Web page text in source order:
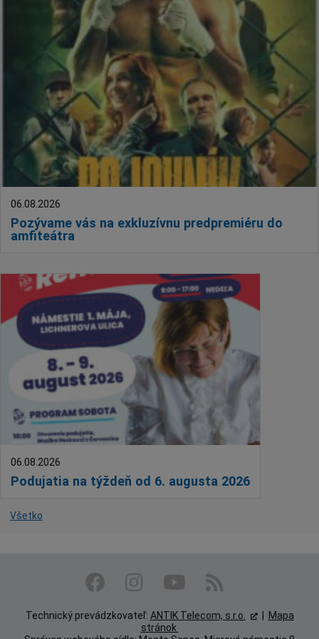
Deti a rodina
Dobrovoľníctvo
Benefícia
Duchovný život
EkoMesto
Tradície
Veda
Zvieratá
Súťaž
Pracovné ponuky
Pozývame vás na exkluzívnu predpremiéru do
amfiteátra
06.08.2026
Podujatia na týždeň od 6. augusta 2026
06.08.2026
Všetko
Technický prevádzkovateľ: ANTIK Telecom, s.r.o. |
Mapa
stránok